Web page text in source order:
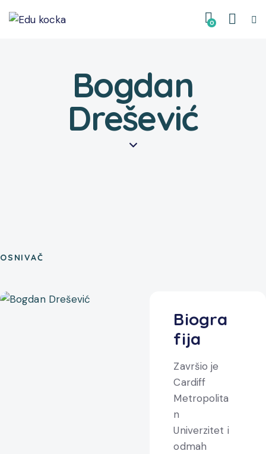
0
Bogdan
Drešević
OSNIVAČ
Biogra
fija
Završio je
Cardiff
Metropolita
n
Univerzitet i
odmah